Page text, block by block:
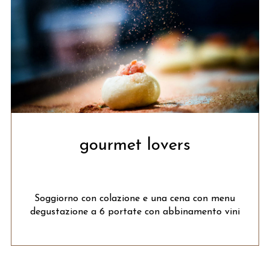
gourmet lovers
Soggiorno con colazione e una cena con menu
degustazione a 6 portate con abbinamento vini